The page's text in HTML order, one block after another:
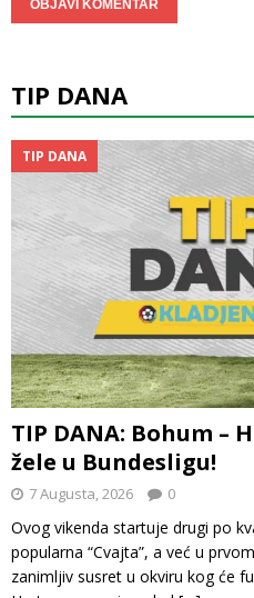
TIP DANA
TIP DANA
TIP DANA: Bohum –
žele u Bundesligu!
7 Augusta, 2026 0
Ovog vikenda startuje drugi po
popularna “Cvajta”, a već u
zanimljiv susret u okviru kog će